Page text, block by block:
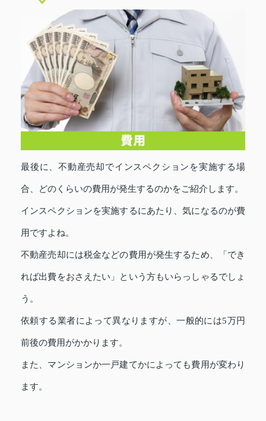
最後に、不動産売却でインスペクションを実施する場
合、どのくらいの費用が発生するのかをご紹介します。
インスペクションを実施するにあたり、気になるのが費
用ですよね。
不動産売却には税金などの費用が発生するため、「でき
れば出費をおさえたい」という方もいらっしゃるでしょ
う。
依頼する業者によって異なりますが、一般的には5万円
前後の費用がかかります。
また、マンションか一戸建てかによっても費用が変わり
ます。